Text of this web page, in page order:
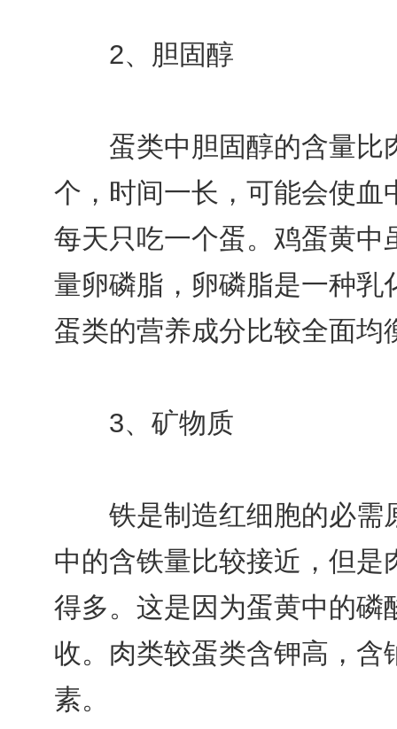
2、胆固醇
蛋类中胆固醇的含量比
个，时间一长，可能会使
每天只吃一个蛋。鸡蛋黄
量卵磷脂，卵磷脂是一种
蛋类的营养成分比较全面均
3、矿物质
铁是制造红细胞的必需
中的含铁量比较接近，但
得多。这是因为蛋黄中的
收。肉类较蛋类含钾高，
素。